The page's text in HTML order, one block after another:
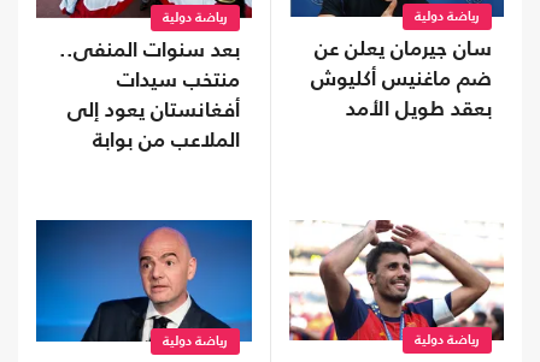
رياضة دولية
سان جيرمان يعلن عن
ضم ماغنيس أكليوش
بعقد طويل الأمد
رياضة دولية
بعد سنوات المنفى..
منتخب سيدات
أفغانستان يعود إلى
الملاعب من بوابة
رياضة دولية رياضة دولية